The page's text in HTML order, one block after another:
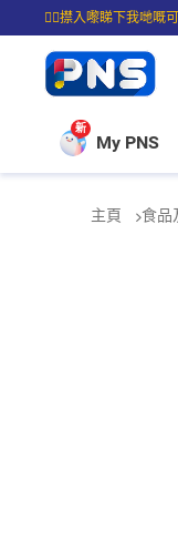
☝🏼㩒入嚟睇下我哋嘅
⭐購物滿$399即享免
新
My PNS
主頁 食品